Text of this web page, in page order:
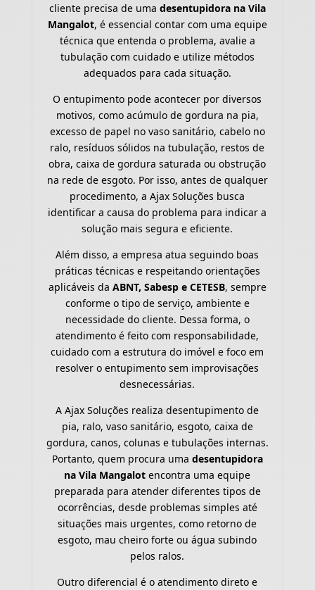
cliente precisa de uma desentupidora na Vila
Mangalot, é essencial contar com uma equipe
técnica que entenda o problema, avalie a
tubulação com cuidado e utilize métodos
adequados para cada situação.
O entupimento pode acontecer por diversos
motivos, como acúmulo de gordura na pia,
excesso de papel no vaso sanitário, cabelo no
ralo, resíduos sólidos na tubulação, restos de
obra, caixa de gordura saturada ou obstrução
na rede de esgoto. Por isso, antes de qualquer
procedimento, a Ajax Soluções busca
identificar a causa do problema para indicar a
solução mais segura e eficiente.
Além disso, a empresa atua seguindo boas
práticas técnicas e respeitando orientações
aplicáveis da ABNT, Sabesp e CETESB, sempre
conforme o tipo de serviço, ambiente e
necessidade do cliente. Dessa forma, o
atendimento é feito com responsabilidade,
cuidado com a estrutura do imóvel e foco em
resolver o entupimento sem improvisações
desnecessárias.
A Ajax Soluções realiza desentupimento de
pia, ralo, vaso sanitário, esgoto, caixa de
gordura, canos, colunas e tubulações internas.
Portanto, quem procura uma desentupidora
na Vila Mangalot encontra uma equipe
preparada para atender diferentes tipos de
ocorrências, desde problemas simples até
situações mais urgentes, como retorno de
esgoto, mau cheiro forte ou água subindo
pelos ralos.
Outro diferencial é o atendimento direto e